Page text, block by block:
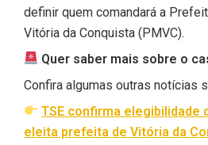
definir quem comandará a
Vitória da Conquista (PMVC).
Quer saber mais sobre o
Confira algumas outras notícias
TSE confirma elegibilidade
eleita prefeita de Vitória da